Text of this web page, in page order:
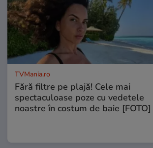
TVMania.ro
Fără filtre pe plajă! Cele mai
spectaculoase poze cu vedetele
noastre în costum de baie [FOTO]